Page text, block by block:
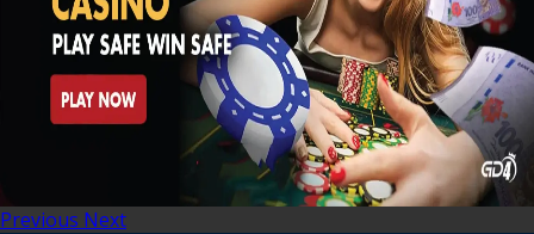
Previous Next